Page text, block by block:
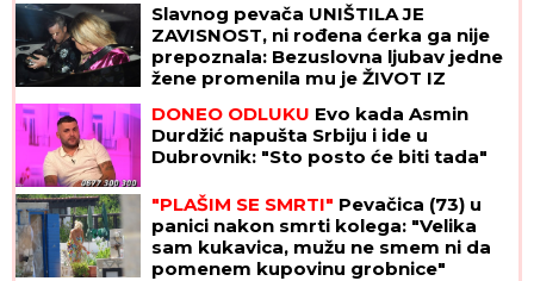
Slavnog pevača UNIŠTILA JE
ZAVISNOST, ni rođena ćerka ga nije
prepoznala: Bezuslovna ljubav jedne
žene promenila mu je ŽIVOT IZ
DONEO ODLUKU Evo kada Asmin
Durdžić napušta Srbiju i ide u
Dubrovnik: "Sto posto će biti tada"
"PLAŠIM SE SMRTI" Pevačica (73) u
panici nakon smrti kolega: "Velika
sam kukavica, mužu ne smem ni da
pomenem kupovinu grobnice"